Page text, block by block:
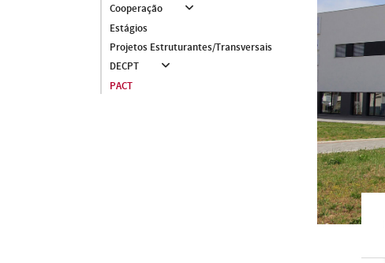
Cooperação
Estágios
Projetos Estruturantes/Transversais
DECPT
PACT